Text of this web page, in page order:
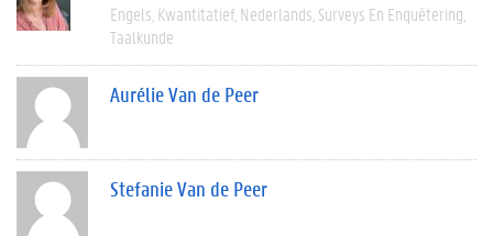
Engels Kwantitatief Nederlands Surveys En Enquêtering
Taalkunde
Aurélie Van de Peer
Stefanie Van de Peer